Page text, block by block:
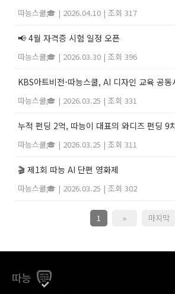
따능스쿨🎓 | 2026.04.10 | 조회 317
📢 4월 자격증 시험 일정 오픈
따능스쿨🎓 | 2026.03.30 | 조회 396
KBS아트비전-따능스쿨, AI 디자인 교육 공동
따능스쿨🎓 | 2026.03.25 | 조회 331
누적 펀딩 2억, 따능이 대표의 와디즈 펀딩 9
따능스쿨🎓 | 2026.03.25 | 조회 311
🎬 제1회 따능 AI 단편 영화제
따능스쿨🎓 | 2026.03.25 | 조회 302
1 » 마지막
따능